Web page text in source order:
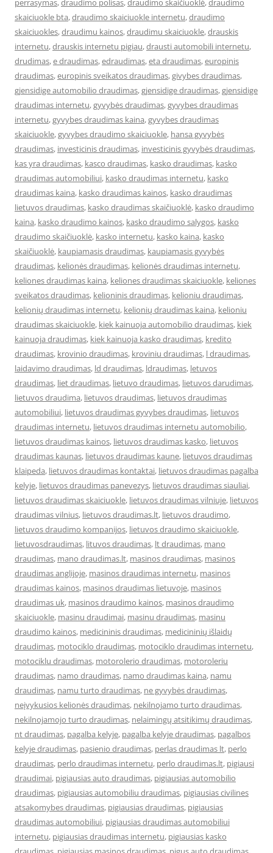
perrasymas,draudimo polisas,draudimo skaičiuoklė,draudimo
skaiciuokle bta,draudimo skaiciuokle internetu,draudimo
skaiciuokles,draudimu kainos,draudimu skaiciuokle,drauskis
internetu,drauskis internetu pigiau,drausti automobili internetu,
drudimas,e draudimas,edraudimas,eta draudimas,europinis
draudimas,europinis sveikatos draudimas,givybes draudimas,
gjensidige automobilio draudimas,gjensidige draudimas,gjensidige
draudimas internetu,gyvybės draudimas,gyvybes draudimas
internetu,gyvybes draudimas kaina,gyvybes draudimas
skaiciuokle,gyvybes draudimo skaiciuokle, hansa gyvybės
draudimas, investicinis draudimas, investicinis gyvybės draudimas,
kas yra draudimas, kasco draudimas, kasko draudimas, kasko
draudimas automobiliui, kasko draudimas internetu, kasko
draudimas kaina, kasko draudimas kainos, kasko draudimas
lietuvos draudimas, kasko draudimas skaičiuoklė, kasko draudimo
kaina, kasko draudimo kainos, kasko draudimo salygos, kasko
draudimo skaičiuoklė, kasko internetu, kasko kaina, kasko
skaičiuoklė, kaupiamasis draudimas, kaupiamasis gyvybės
draudimas, kelionės draudimas, kelionės draudimas internetu,
keliones draudimas kaina, keliones draudimas skaiciuokle, keliones
sveikatos draudimas, kelioninis draudimas, kelioniu draudimas,
kelionių draudimas internetu, kelionių draudimas kaina, kelioniu
draudimas skaiciuokle, kiek kainuoja automobilio draudimas, kiek
kainuoja draudimas, kiek kainuoja kasko draudimas, kredito
draudimas, krovinio draudimas, kroviniu draudimas, l draudimas,
laidavimo draudimas, ld draudimas, ldraudimas, letuvos
draudimas, liet draudimas, lietuvo draudimas, lietuvos darudimas,
lietuvos draudima, lietuvos draudimas, lietuvos draudimas
automobiliui, lietuvos draudimas gyvybes draudimas, lietuvos
draudimas internetu, lietuvos draudimas internetu automobilio,
lietuvos draudimas kainos, lietuvos draudimas kasko, lietuvos
draudimas kaunas, lietuvos draudimas kaune, lietuvos draudimas
klaipeda, lietuvos draudimas kontaktai, lietuvos draudimas pagalba
kelyje, lietuvos draudimas panevezys, lietuvos draudimas siauliai,
lietuvos draudimas skaiciuokle, lietuvos draudimas vilniuje, lietuvos
draudimas vilnius, lietuvos draudimas.lt, lietuvos draudimo,
lietuvos draudimo kompanijos, lietuvos draudimo skaiciuokle,
lietuvosdraudimas, lituvos draudimas, lt draudimas, mano
draudimas, mano draudimas.lt, masinos draudimas, masinos
draudimas anglijoje, masinos draudimas internetu, masinos
draudimas kainos, masinos draudimas lietuvoje, masinos
draudimas uk, masinos draudimo kainos, masinos draudimo
skaiciuokle, masinu draudimai, masinu draudimas, masinu
draudimo kainos, medicininis draudimas, medicininių išlaidų
draudimas, motociklo draudimas, motociklo draudimas internetu,
motociklu draudimas, motorolerio draudimas, motoroleriu
draudimas, namo draudimas, namo draudimas kaina, namu
draudimas, namu turto draudimas, ne gyvybės draudimas,
neįvykusios kelionės draudimas, nekilnojamo turto draudimas,
nekilnojamojo turto draudimas, nelaimingų atsitikimų draudimas,
nt draudimas, pagalba kelyje, pagalba kelyje draudimas, pagalbos
kelyje draudimas, pasienio draudimas, perlas draudimas lt, perlo
draudimas, perlo draudimas internetu, perlo draudimas.lt, pigiausi
draudimai, pigiausias auto draudimas, pigiausias automobilio
draudimas, pigiausias automobiliu draudimas, pigiausias civilines
atsakomybes draudimas, pigiausias draudimas, pigiausias
draudimas automobiliui, pigiausias draudimas automobiliui
internetu, pigiausias draudimas internetu, pigiausias kasko